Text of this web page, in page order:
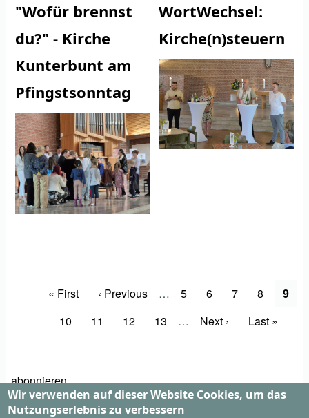
"Wofür brennst
du?" - Kirche
Kunterbunt am
Pfingstsonntag
WortWechsel:
Kirche(n)steuern
Seitennummerierung
Erste
« First
Vorherige
‹ Previous … Page
5 Page
6 Page
7 Page
8
9
Page
10 Page
11 Page
12 Page
13 …
Nächste
Next ›
Letzte
Last »
abonnieren
Wir verwenden auf dieser Website Cookies, um das
Nutzungserlebnis zu verbessern